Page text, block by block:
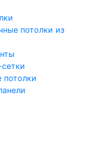
потолки из
потолки